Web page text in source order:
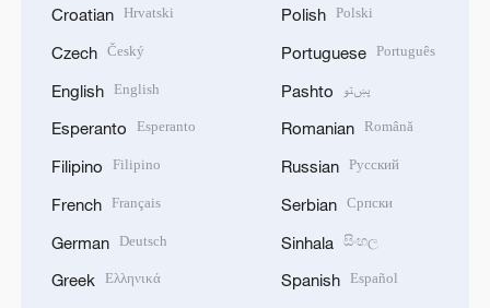
Croatian Hrvatski
Czech Český
English English
Esperanto Esperanto
Filipino Filipino
French Français
German Deutsch
Greek Ελληνικά
Polish Polski
Portuguese Português
Pashto پښتو
Romanian Română
Russian Русский
Serbian Српски
Sinhala සිංහල
Spanish Español